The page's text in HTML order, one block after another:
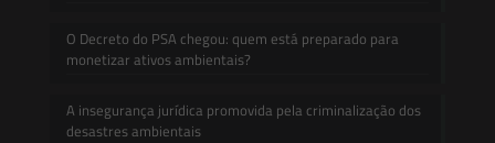
O Decreto do PSA chegou: quem está preparado para
monetizar ativos ambientais?
A insegurança jurídica promovida pela criminalização dos
desastres ambientais